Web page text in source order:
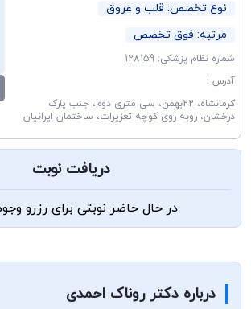
نوع تخصص: قلب و عروق
مرتبه: فوق تخصص
شماره نظام پزشکی: 128159
آدرس :
کرمانشاه، 22بهمن، سی متری دوم، جنب پارک
درخشان، روبه روی کوچه تعزیرات، ساختمان ایرانیان
دریافت نوبت
در حال حاضر نوبتی برای رزرو
درباره دکتر روناک احمدی